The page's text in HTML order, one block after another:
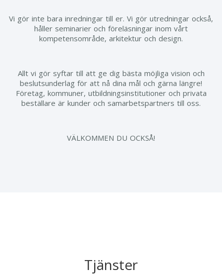
Vi gör inte bara inredningar till er. Vi gör utredningar också,
håller seminarier och föreläsningar inom vårt
kompetensområde, arkitektur och design.
Allt vi gör syftar till att ge dig bästa möjliga vision och
beslutsunderlag för att nå dina mål och gärna längre!
Företag, kommuner, utbildningsinstitutioner och privata
beställare är kunder och samarbetspartners till oss.
VÄLKOMMEN DU OCKSÅ!
Tjänster